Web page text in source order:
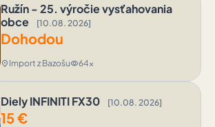
Ružín - 25. výročie vysťahovania
obce
[10.08. 2026]
Dohodou
location_on Import z Bazošuvisibility64x
Diely INFINITI FX30 [10.08. 2026]
15€